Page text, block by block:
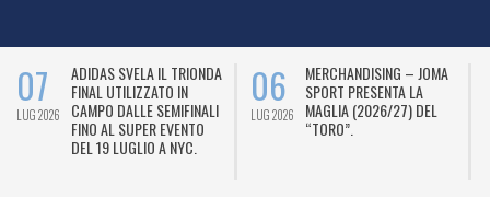
07
LUG 2026
ADIDAS SVELA IL TRIONDA
FINAL UTILIZZATO IN
CAMPO DALLE SEMIFINALI
FINO AL SUPER EVENTO
DEL 19 LUGLIO A NYC.
06
LUG 2026
MERCHANDISING – JOMA
SPORT PRESENTA LA
MAGLIA (2026/27) DEL
“TORO”.